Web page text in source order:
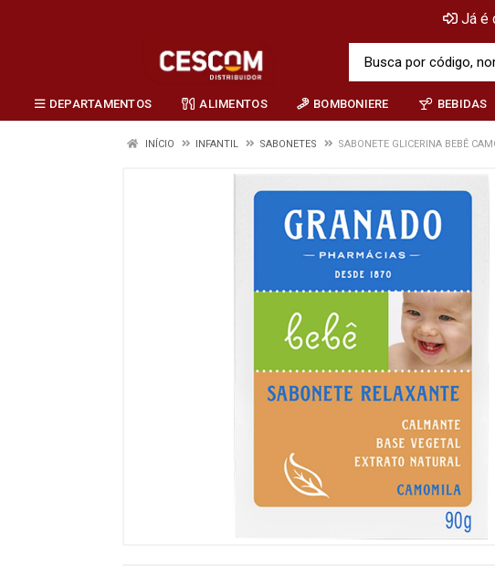
Já é
DEPARTAMENTOS ALIMENTOS BOMBONIERE BEBIDAS
INÍCIO INFANTIL SABONETES SABONETE GLICERINA BEBÊ